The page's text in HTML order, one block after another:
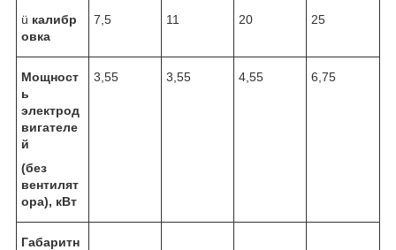
ü калибр
овка
7,5 11 20 25
Мощност
ь
электрод
вигателе
й
(без
вентилят
ора), кВт
3,55 3,55 4,55 6,75
Габаритн